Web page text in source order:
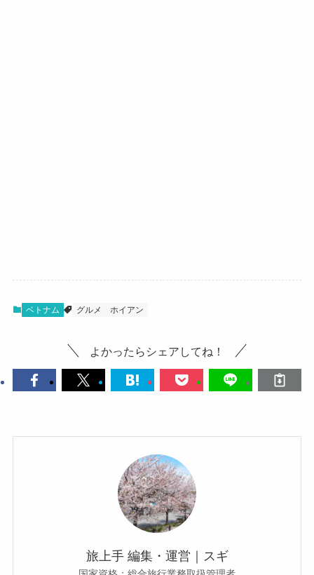
ベトナム グルメ ホイアン
よかったらシェアしてね！
旅上手 編集・運営｜スギ